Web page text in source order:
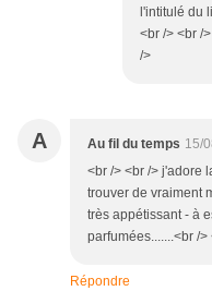
l'intitulé du
<br /> <br /
/>
A Au fil du temps 15/
<br /> <br /> j'adore
trouver de vraiment
très appétissant - à
parfumées.......<br />
Répondre